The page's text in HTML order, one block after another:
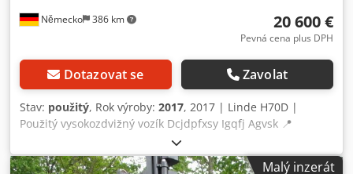
Německo 386 km 20 600 €
Pevná cena plus DPH
Dotazovat se Zavolat
Stav: použitý, Rok výroby: 2017, 2017 | Linde H70D |
Použitý vysokozdvižný vozík Dcjdpfxsy Igqfj Agvsk 📍
Lokalita: Německo 🚛 Dodání možné na vaši adresu –
využijte naši kalkulačku přepravních nákladů! 💰 Kupte nyní
Malý inzerát